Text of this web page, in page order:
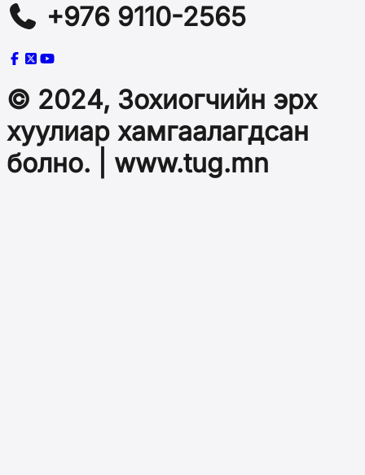
+976 9110-2565
© 2024, Зохиогчийн эрх
хуулиар хамгаалагдсан
болно. | www.tug.mn